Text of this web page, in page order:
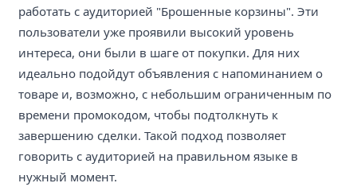
работать с аудиторией "Брошенные корзины". Эти
пользователи уже проявили высокий уровень
интереса, они были в шаге от покупки. Для них
идеально подойдут объявления с напоминанием о
товаре и, возможно, с небольшим ограниченным по
времени промокодом, чтобы подтолкнуть к
завершению сделки. Такой подход позволяет
говорить с аудиторией на правильном языке в
нужный момент.